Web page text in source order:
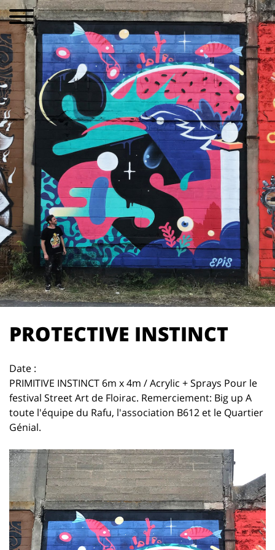
TOUS LES PROJETS
PAINTINGS
ILLUSTRATIONS
EXPOSITIONS
SHOP
ABOUT
CONTACT
© all works are copyrighted. Unauthorized
reproduction is prohibited.
PROTECTIVE INSTINCT
Date :
PRIMITIVE INSTINCT 6m x 4m / Acrylic + Sprays Pour le
festival Street Art de Floirac. Remerciement: Big up A
toute l'équipe du Rafu, l'association B612 et le Quartier
Génial.